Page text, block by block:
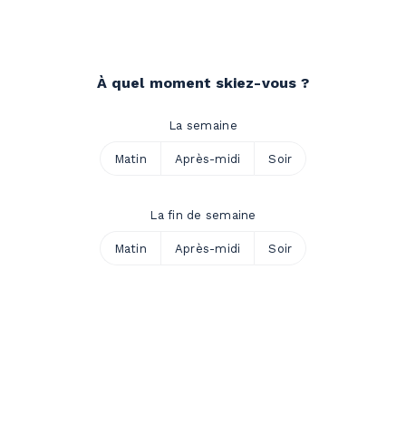
À quel moment skiez-vous ?
La semaine
Matin Après-midi Soir
La fin de semaine
Matin Après-midi Soir